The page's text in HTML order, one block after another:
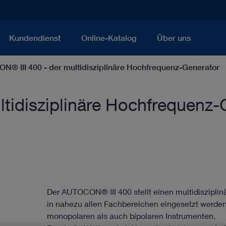
Kundendienst Online-Katalog Über uns
III 400 - der multidisziplinäre Hochfrequenz-Generator
Hochfrequenz-
Der AUTOCON® III 400 stellt einen
in nahezu allen Fachbereichen eingesetzt
monopolaren als auch bipolaren Instrumenten.